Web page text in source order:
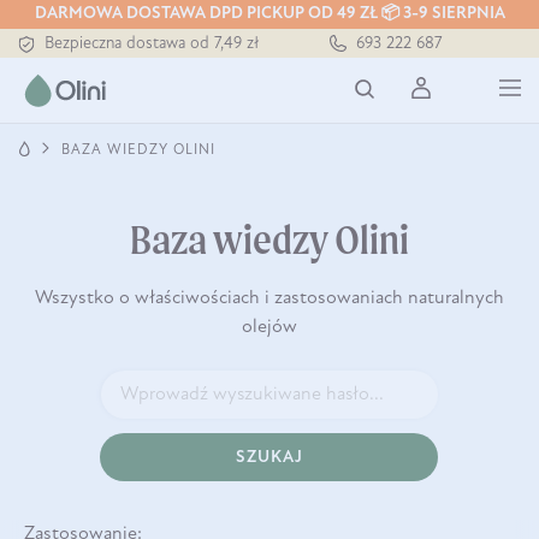
DARMOWA DOSTAWA DPD PICKUP OD 49 ZŁ 📦 3-9 SIERPNIA
Bezpieczna dostawa od 7,49 zł
Darmowa dostawa od 199 zł
693 222 687
BAZA WIEDZY OLINI
Baza wiedzy Olini
Wszystko o właściwościach i zastosowaniach naturalnych
olejów
SZUKAJ
Zastosowanie: